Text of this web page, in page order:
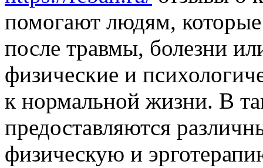
помогают людям,
после травмы, болезни
физические и
к нормальной жизни. В
предоставляются
физическую и